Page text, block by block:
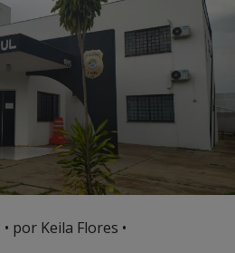
• por Keila Flores •